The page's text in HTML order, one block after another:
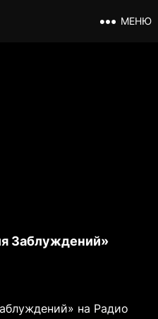
МЕНЮ
Заблуждений»
на Радио